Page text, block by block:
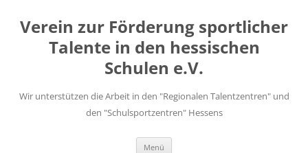
springen
Verein zur Förderung sportlicher
Talente in den hessischen
Schulen e.V.
Wir unterstützen die Arbeit in den "Regionalen Talentzentren" und
den "Schulsportzentren" Hessens
Menü